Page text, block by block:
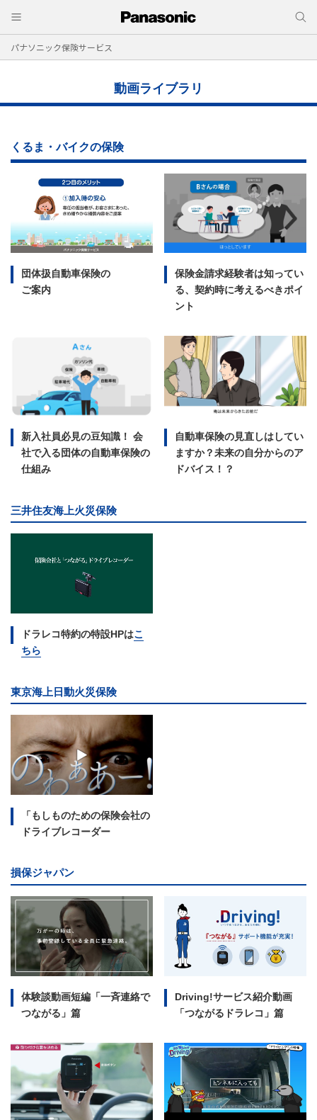
パナソニック保険サービス
動画ライブラリ
くるま・バイクの保険
団体扱自動車保険の
ご案内
保険金請求経験者は知ってい
る、契約時に考えるべきポイ
ント
新入社員必見の豆知識！ 会
社で入る団体の自動車保険の
仕組み
自動車保険の見直しはしてい
ますか？未来の自分からのア
ドバイス！？
三井住友海上火災保険
ドラレコ特約の特設HPはこ
ちら
東京海上日動火災保険
「もしものための保険会社の
ドライブレコーダー
損保ジャパン
体験談動画短編 「一斉連絡で
つながる」篇
Driving!サービス紹介動画
「つながるドラレコ」篇